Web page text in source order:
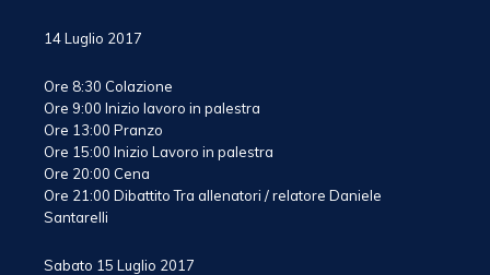
14 Luglio 2017
Ore 8:30 Colazione
Ore 9:00 Inizio lavoro in palestra
Ore 13:00 Pranzo
Ore 15:00 Inizio Lavoro in palestra
Ore 20:00 Cena
Ore 21:00 Dibattito Tra allenatori / relatore Daniele
Santarelli
Sabato 15 Luglio 2017